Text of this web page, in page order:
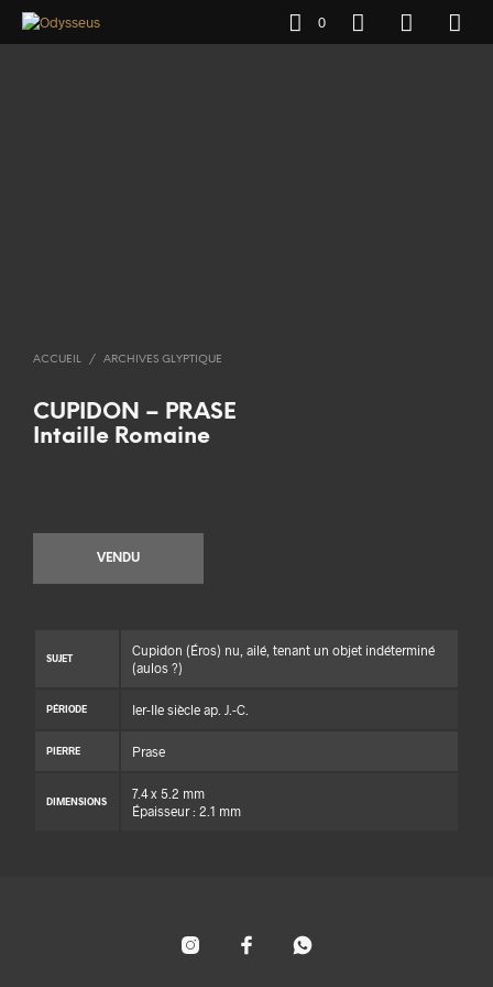
0
ACCUEIL / ARCHIVES GLYPTIQUE
CUPIDON – PRASE
Intaille Romaine
VENDU
SUJET
Cupidon (Éros) nu, ailé, tenant un objet indéterminé
(aulos ?)
PÉRIODE Ier-IIe siècle ap. J.-C.
PIERRE Prase
DIMENSIONS
7.4 x 5.2 mm
Épaisseur : 2.1 mm